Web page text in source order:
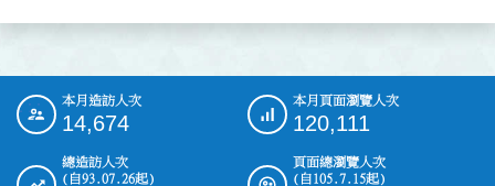
::: 本月造訪人次
14,674
本月頁面瀏覽人次
120,111
總造訪人次
(自93.07.26起)
頁面總瀏覽人次
(自105.7.15起)